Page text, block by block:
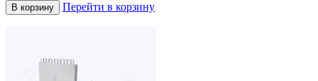
В корзину Перейти в корзину